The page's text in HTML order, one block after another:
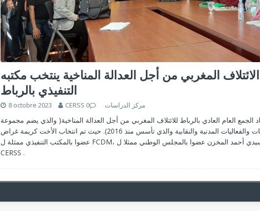
الائتلاف المغربي من أجل العدالة المناخية ينتخب مكتبه
التنفيذي بالرباط
8 octobre 2023 CERSS مركز الدراسات 0
الجمع العام العادي بالرباط للائتلاف المغربي من أجل العدالة المناخية( والذي يضم مجموعة
من الجمعيات والفعاليات المدنية والنقابية والذي تأسس منذ 2016). حيث تم انتخاب الأخت كريمة غراض
عضوا بالمكتب التنفيذي ممثلة ل FCDM، والأخ سيدي أحمد المخزن عضوا بالمجلس الوطني ممثلا ل
CERSS .